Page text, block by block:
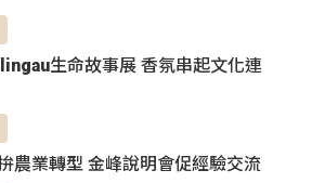
生命故事展 香氛串起文化連
農業轉型 金峰說明會促經驗交流